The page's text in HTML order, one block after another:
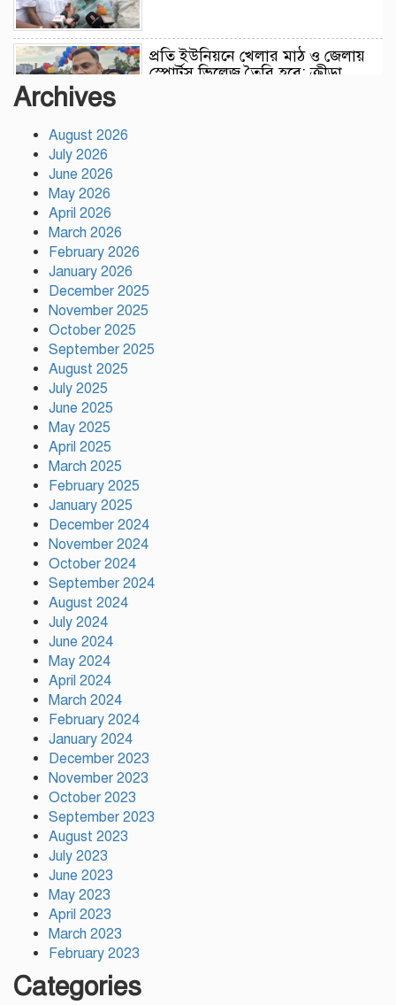
প্রতি ইউনিয়নে খেলার মাঠ ও জেলায়
স্পোর্টস ভিলেজ তৈরি হবে: ক্রীড়া
চিকিৎসক সমাবেশের উদ্বোধন করলেন
কাঠামোগত সংস্কার না হলে এই
Archives
August 2026
July 2026
June 2026
May 2026
April 2026
March 2026
February 2026
January 2026
December 2025
November 2025
October 2025
September 2025
August 2025
July 2025
June 2025
May 2025
April 2025
March 2025
February 2025
January 2025
December 2024
November 2024
October 2024
September 2024
August 2024
July 2024
June 2024
May 2024
April 2024
March 2024
February 2024
January 2024
December 2023
November 2023
October 2023
September 2023
August 2023
July 2023
June 2023
May 2023
April 2023
March 2023
February 2023
Categories